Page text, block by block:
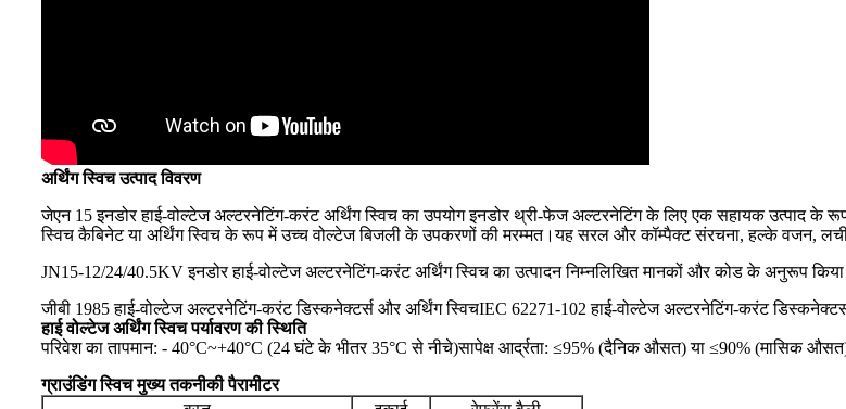
अर्थिंग स्विच उत्पाद विवरण
जेएन 15 इनडोर हाई-वोल्टेज अल्टरनेटिंग-करंट अर्थिंग स्विच का उपयोग इनडोर थ्री-फेज अल्टरनेटिंग के लिए एक सहायक उत्पाद के
स्विच कैबिनेट या अर्थिंग स्विच के रूप में उच्च वोल्टेज बिजली के उपकरणों की मरम्मत।यह सरल और कॉम्पैक्ट संरचना, हल्के वजन,
JN15-12/24/40.5KV इनडोर हाई-वोल्टेज अल्टरनेटिंग-करंट अर्थिंग स्विच का उत्पादन निम्नलिखित मानकों और कोड के अनुरूप किया
जीबी 1985 हाई-वोल्टेज अल्टरनेटिंग-करंट डिस्कनेक्टर्स और अर्थिंग स्विचIEC 62271-102 हाई-वोल्टेज अल्टरनेटिंग-करंट
हाई वोल्टेज अर्थिंग स्विच पर्यावरण की स्थिति
परिवेश का तापमान: - 40°C~+40°C (24 घंटे के भीतर 35°C से नीचे)सापेक्ष आर्द्रता: ≤95% (दैनिक औसत) या ≤90% (मासिक
ग्राउंडिंग स्विच मुख्य तकनीकी पैरामीटर